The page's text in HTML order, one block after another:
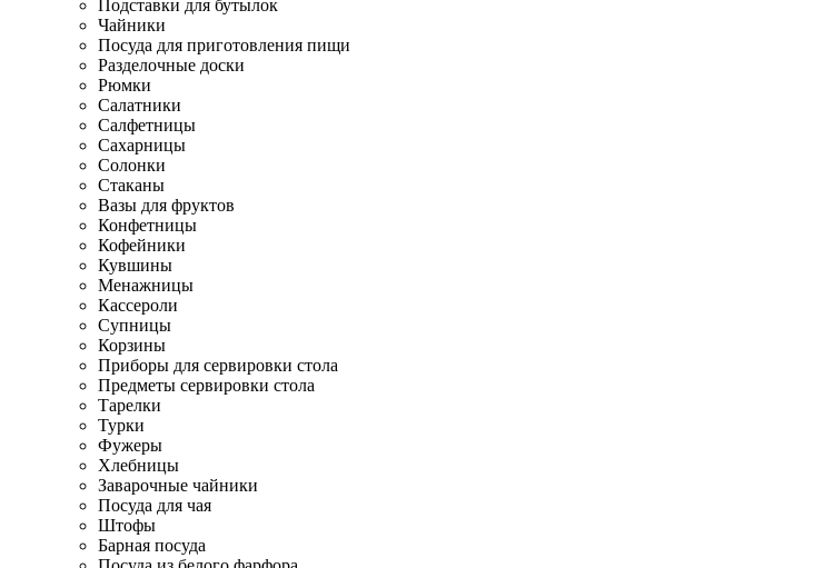
Подставки для бутылок
Чайники
Посуда для приготовления пищи
Разделочные доски
Рюмки
Салатники
Салфетницы
Сахарницы
Солонки
Стаканы
Вазы для фруктов
Конфетницы
Кофейники
Кувшины
Менажницы
Кассероли
Супницы
Корзины
Приборы для сервировки стола
Предметы сервировки стола
Тарелки
Турки
Фужеры
Хлебницы
Заварочные чайники
Посуда для чая
Штофы
Барная посуда